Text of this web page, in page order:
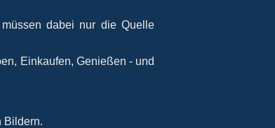
dabei nur die Quelle
Einkaufen, Genießen - und
Bildern.